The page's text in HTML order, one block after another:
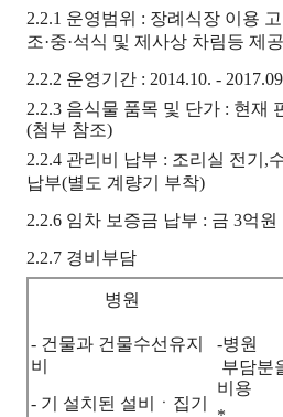
2.2.1 운영범위 : 장례식장 이용 고
조·중·석식 및 제사상 차림등 제공
2.2.2 운영기간 : 2014.10. -
2.2.3 음식물 품목 및 단가 : 현재
(첨부 참조)
2.2.4 관리비 납부 : 조리실 전기,
납부(별도 계량기 부착)
2.2.6 임차 보증금 납부 : 금 3억원
2.2.7 경비부담
병원
- 건물과 건물수선유지
비
- 기 설치된 설비ㆍ집기
-병원
부담분
비용